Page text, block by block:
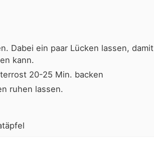
Dabei ein paar Lücken lassen, damit
kann.
20-25 Min. backen
ruhen lassen.